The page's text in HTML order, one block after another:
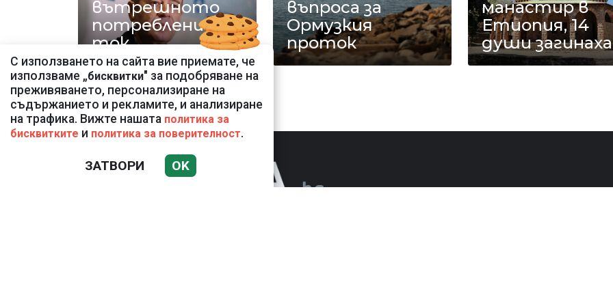
вътрешното
потребление на
ток
въпроса за
Ормузкия
проток
манастир в
Етиопия, 14
души загинаха
С използването на сайта вие приемате, че
използваме „бисквитки" за подобряване на
преживяването, персонализиране на
съдържанието и рекламите, и анализиране
на трафика. Вижте нашата политика за
бисквитките и политика за поверителност.
ЗАТВОРИ OK